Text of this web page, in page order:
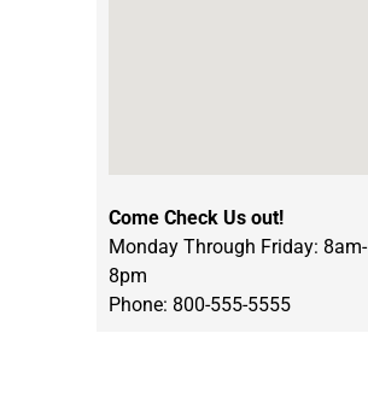
Come Check Us out!
Monday Through Friday: 8am-
8pm
Phone: 800-555-5555